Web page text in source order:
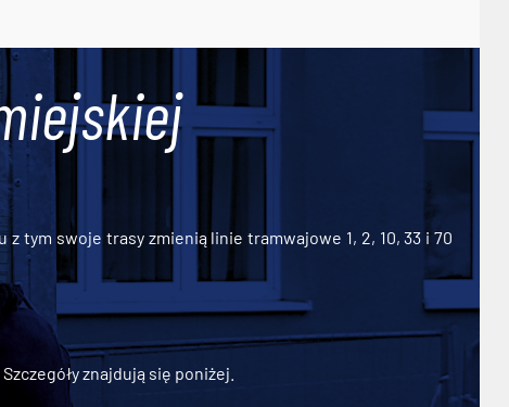
tym swoje trasy zmienią linie tramwajowe 1, 2, 10, 33 i 70
znajdują się poniżej.